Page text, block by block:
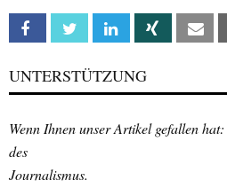
Facebook Twitter Linkedin Xing
UNTERSTÜTZUNG
Wenn Ihnen unser Artikel gefallen
des
Journalismus.